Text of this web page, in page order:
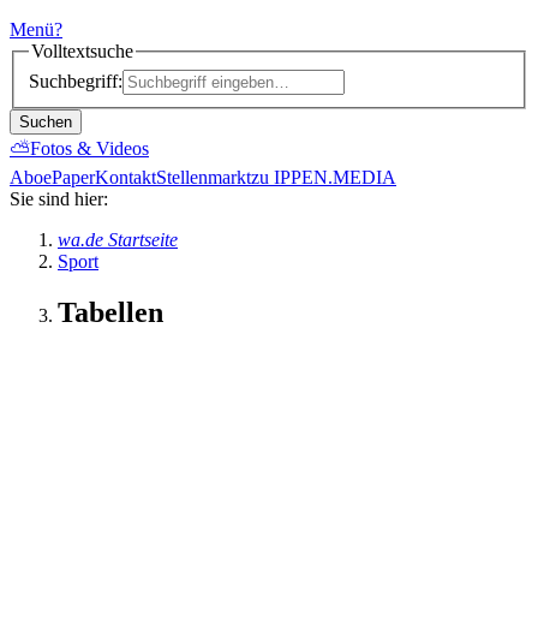
Menü?
Volltextsuche
Suchbegriff:
Suchen
⛅Fotos & Videos
AboePaperKontaktStellenmarktzu IPPEN.MEDIA
Sie sind hier:
wa.de Startseite
Sport
Tabellen